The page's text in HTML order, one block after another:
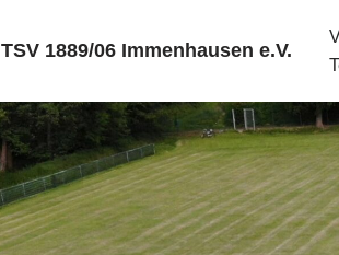
TSV 1889/06 Immenhausen e.V.